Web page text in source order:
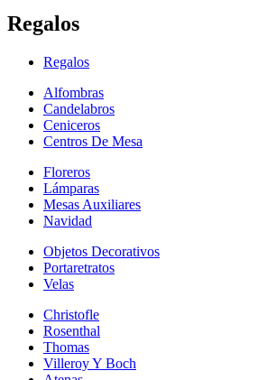
Regalos
Regalos
Alfombras
Candelabros
Ceniceros
Centros De Mesa
Floreros
Lámparas
Mesas Auxiliares
Navidad
Objetos Decorativos
Portaretratos
Velas
Christofle
Rosenthal
Thomas
Villeroy Y Boch